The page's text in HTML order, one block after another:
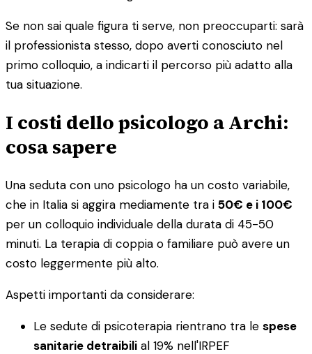
Se non sai quale figura ti serve, non preoccuparti: sarà
il professionista stesso, dopo averti conosciuto nel
primo colloquio, a indicarti il percorso più adatto alla
tua situazione.
I costi dello psicologo a Archi:
cosa sapere
Una seduta con uno psicologo ha un costo variabile,
che in Italia si aggira mediamente tra i 50€ e i 100€
per un colloquio individuale della durata di 45-50
minuti. La terapia di coppia o familiare può avere un
costo leggermente più alto.
Aspetti importanti da considerare:
Le sedute di psicoterapia rientrano tra le spese
sanitarie detraibili al 19% nell'IRPEF